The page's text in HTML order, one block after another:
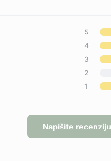
5
4
3
2
1
Napišite recenziju